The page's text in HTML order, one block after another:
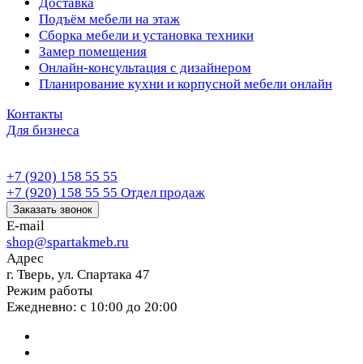
Подъём мебели на этаж
Сборка мебели и установка техники
Замер помещения
Онлайн-консультация с дизайнером
Планирование кухни и корпусной мебели онлайн
Контакты
Для бизнеса
+7 (920) 158 55 55
+7 (920) 158 55 55 Отдел продаж
Заказать звонок
E-mail
shop@spartakmeb.ru
Адрес
г. Тверь, ул. Спартака 47
Режим работы
Ежедневно: с 10:00 до 20:00